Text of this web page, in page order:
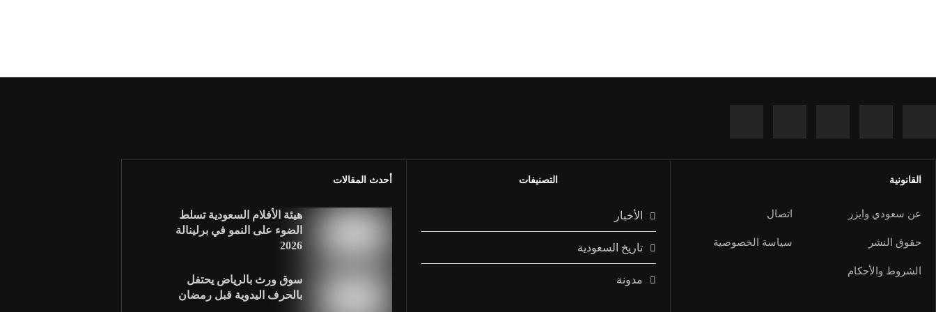
القانونية
عن سعودي وايزر اتصال
حقوق النشر سياسة الخصوصية
الشروط والأحكام
التصنيفات
الأخبار
تاريخ السعودية
مدونة
أحدث المقالات
هيئة الأفلام السعودية تسلط
الضوء على النمو في برلينالة
2026
سوق ورث بالرياض يحتفل
بالحرف اليدوية قبل رمضان